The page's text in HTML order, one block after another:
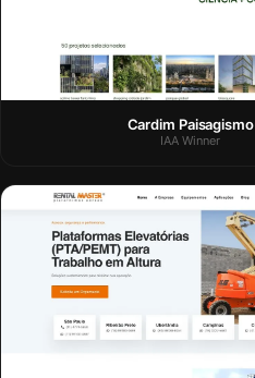
Cardim Paisagismo
IAA Winner